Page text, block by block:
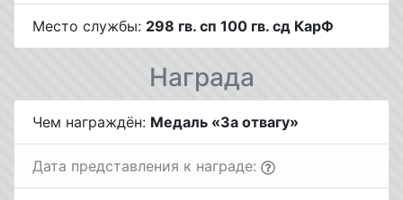
Место службы: 298 гв. сп 100 гв. сд КарФ
Награда
Чем награждён: Медаль «За отвагу»
Дата представления к награде: